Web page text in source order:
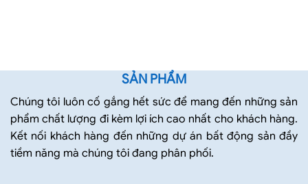
SẢN PHẨM
Chúng tôi luôn cố gắng hết sức để mang đến những sản
phẩm chất lượng đi kèm lợi ích cao nhất cho khách hàng.
Kết nối khách hàng đến những dự án bất động sản đầy
tiềm năng mà chúng tôi đang phân phối.